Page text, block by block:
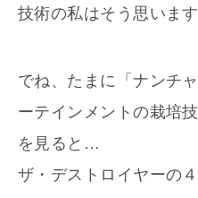
技術の私はそう思いま
でね、たまに「ナンチ
ーテインメントの栽培
を見ると…
ザ・デストロイヤーの